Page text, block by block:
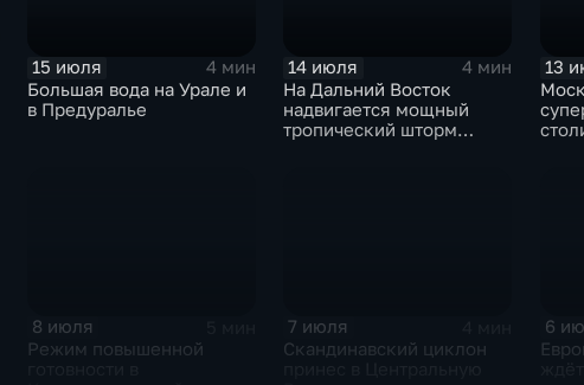
15 июля
4 мин
Большая вода на Урале и
в Предуралье
14 июля
4 мин
На Дальний Восток
надвигается мощный
тропический шторм
13
8 июля
Режим повышенной
7 июля
Скандинавский циклон
6